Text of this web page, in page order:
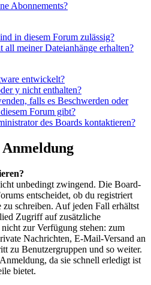
Abonnements?
in diesem Forum zulässig?
meiner Dateianhänge erhalten?
entwickelt?
y nicht enthalten?
falls es Beschwerden oder
Forum gibt?
des Boards kontaktieren?
unbedingt zwingend. Die Board-
entscheidet, ob du registriert
zu schreiben. Auf jeden Fall erhältst
Zugriff auf zusätzliche
zur Verfügung stehen: zum
Nachrichten, E-Mail-Versand an
zu Benutzergruppen und so weiter.
da sie schnell erledigt ist
bietet.